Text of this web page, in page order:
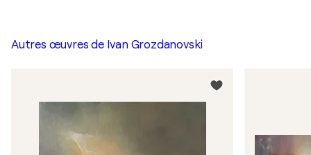
Autres œuvres de Ivan Grozdanovski